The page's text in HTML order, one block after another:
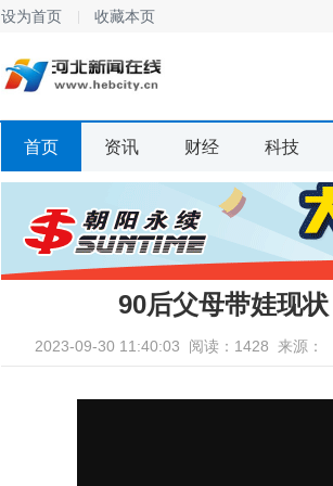
设为首页 收藏本页
首页 资讯 财经 科技
90后父母带娃现
2023-09-30 11:40:03 阅读：1428 来源：